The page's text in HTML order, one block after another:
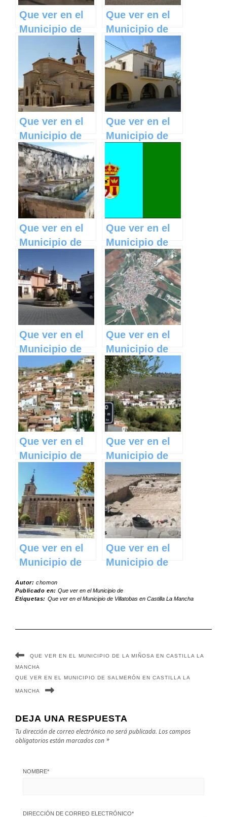
Que ver en el
Municipio de
Tarazona de la
Mancha en
Castilla La
Mancha
Que ver en el
Municipio de
Pozorrubielos
de la Mancha
en Castilla La
Mancha
Que ver en el
Municipio de
Mocejón en
Castilla La
Mancha
Que ver en el
Municipio de
Iniesta en
Castilla La
Mancha
Que ver en el
Municipio de
Castilla La
Mancha
Que ver en el
Municipio de
Cedillo del
Condado en
Castilla La
Mancha
Que ver en el
Municipio de
Villanueva de
la Fuente en
Castilla La
Mancha
Que ver en el
Municipio de
La
Pueblanueva
en Castilla La
Mancha
Que ver en el
Municipio de
Mira en Castilla
La Mancha
Que ver en el
Municipio de
Huélamo en
Castilla La
Mancha
Que ver en el
Municipio de
Castilla La
Mancha
Que ver en el
Municipio de
Castilla La
Autor:chomon
Publicado en:Que ver en el Municipio de
Etiquetas: Que ver en el Municipio de Villatobas en Castilla La Mancha
QUE VER EN EL MUNICIPIO DE LA MIÑOSA EN CASTILLA LA
MANCHA
QUE VER EN EL MUNICIPIO DE SALMERÓN EN CASTILLA LA
MANCHA
DEJA UNA RESPUESTA
Tu dirección de correo electrónico no será publicada. Los campos
obligatorios están marcados con *
NOMBRE*
DIRECCIÓN DE CORREO ELECTRÓNICO*